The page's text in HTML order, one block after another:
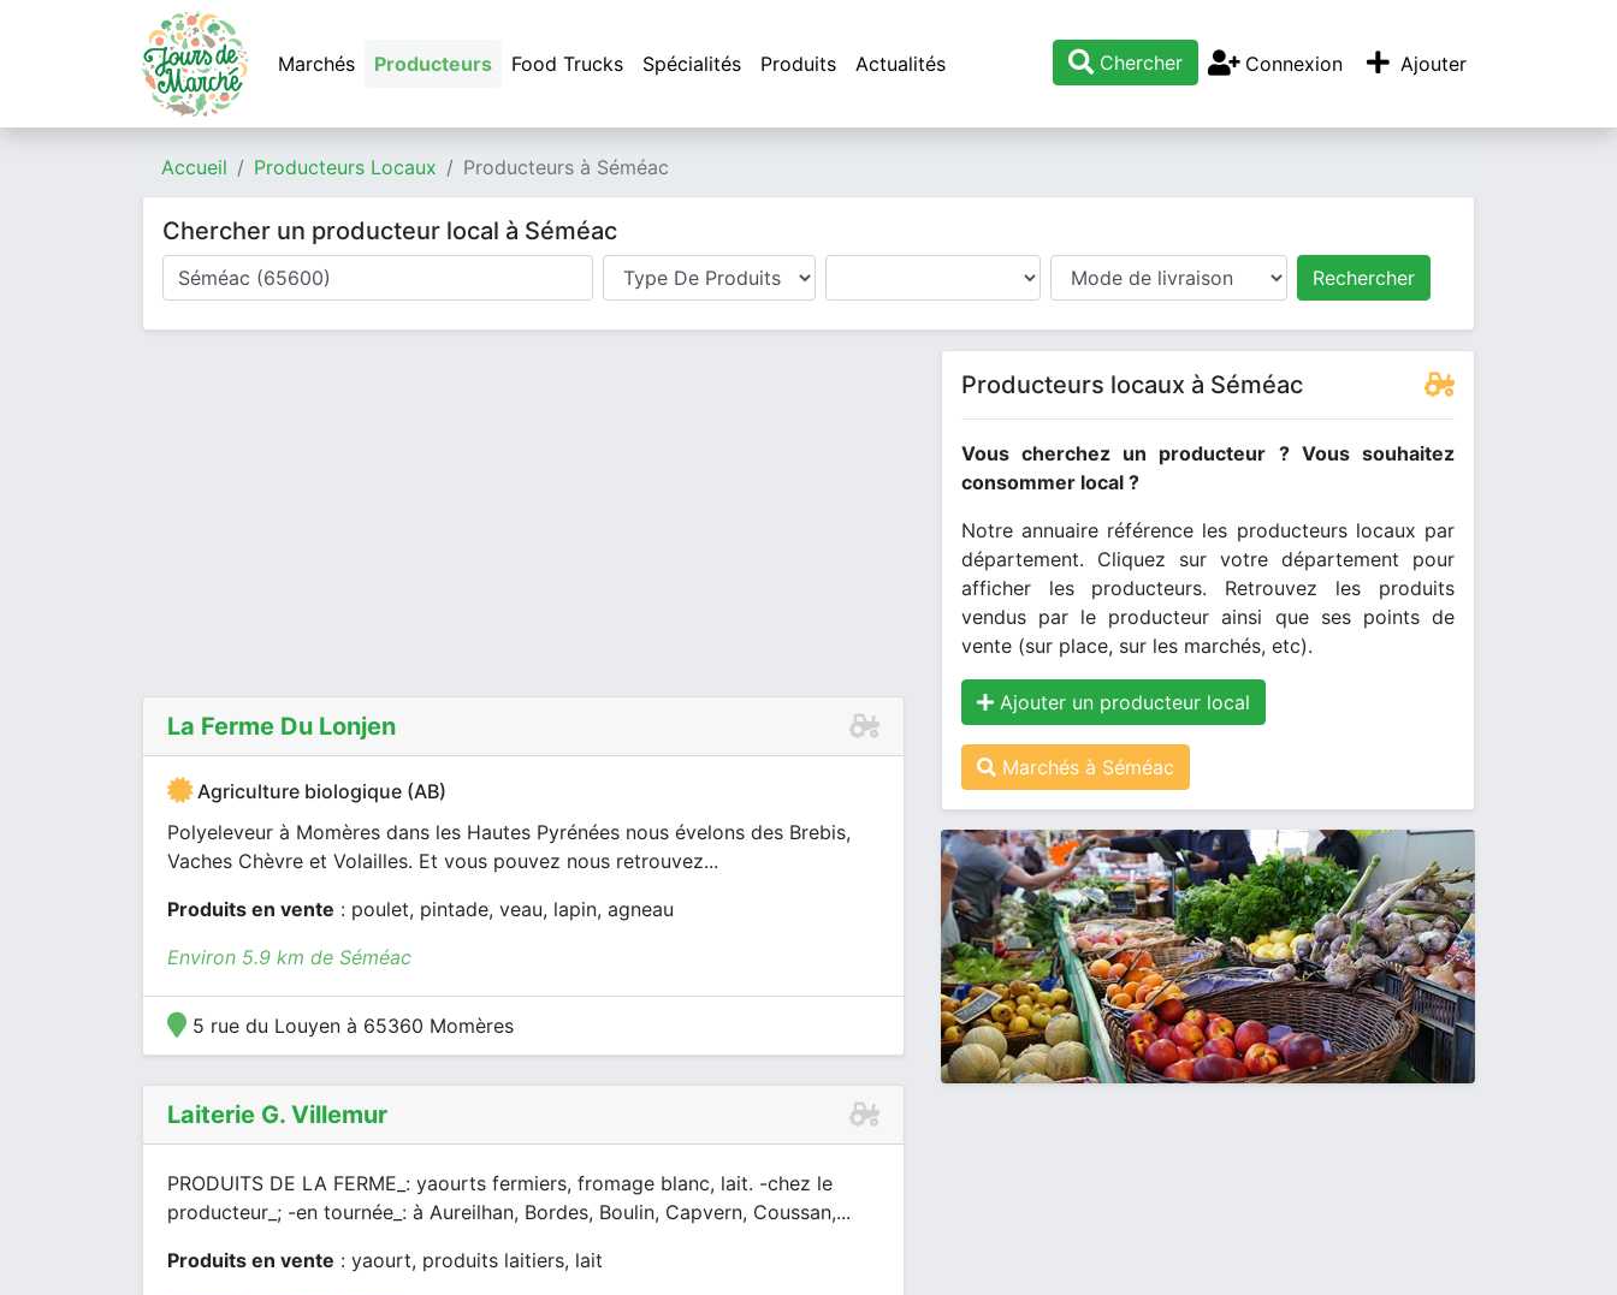
Marchés Producteurs Food Trucks Spécialités Produits Actualités Chercher Connexion Ajouter
Accueil Producteurs Locaux Producteurs à Séméac
Chercher un producteur local à Séméac
Où cherchez-vous un producteur ?
Type de produits
Produits
Mode de livraison Rechercher
La Ferme Du Lonjen
Agriculture biologique (AB)
Polyeleveur à Momères dans les Hautes Pyrénées nous évelons des Brebis,
Vaches Chèvre et Volailles. Et vous pouvez nous retrouvez...
Produits en vente : poulet, pintade, veau, lapin, agneau
Environ 5.9 km de Séméac
5 rue du Louyen à 65360 Momères
Laiterie G. Villemur
PRODUITS DE LA FERME_: yaourts fermiers, fromage blanc, lait. -chez le
producteur_; -en tournée_: à Aureilhan, Bordes, Boulin, Capvern, Coussan,...
Produits en vente : yaourt, produits laitiers, lait
Producteurs locaux à Séméac
Vous cherchez un producteur ? Vous souhaitez
consommer local ?
Notre annuaire référence les producteurs locaux par
département. Cliquez sur votre département pour
afficher les producteurs. Retrouvez les produits
vendus par le producteur ainsi que ses points de
vente (sur place, sur les marchés, etc).
Ajouter un producteur local
Marchés à Séméac